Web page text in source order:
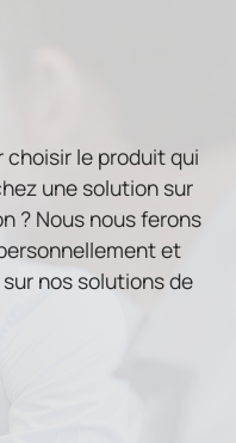
choisir le produit qui
une solution sur
? Nous nous ferons
et
nos solutions de